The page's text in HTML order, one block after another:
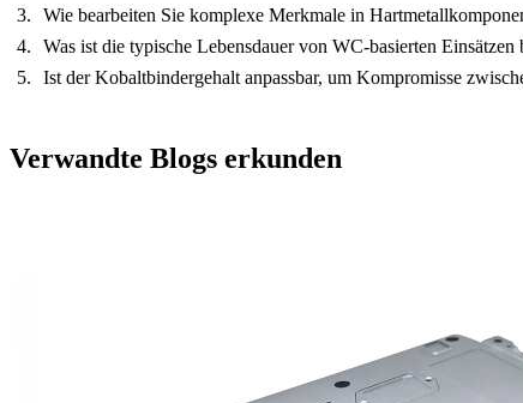
Wie bearbeiten Sie komplexe Merkmale in
Was ist die typische Lebensdauer von WC-basierten
Ist der Kobaltbindergehalt anpassbar, um Kompromisse
Verwandte Blogs erkunden